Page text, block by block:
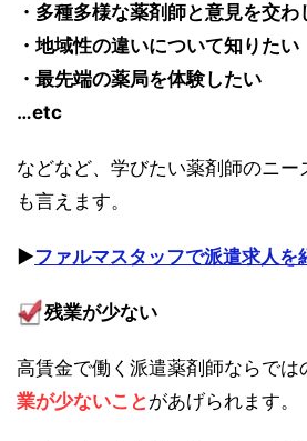
・多種多様な薬剤師と意見を交
・地域性の違いについて知りたい
・最先端の薬局を体験したい
…etc
などなど、学びたい薬剤師のニー
も言えます。
▶︎ファルマスタッフで派遣求人を
残業が少ない
高賃金で働く派遣薬剤師ならでは
業が少ないこと があげられます。